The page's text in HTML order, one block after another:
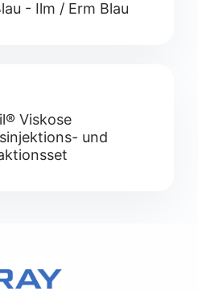
- Ilm / Erm Blau
Viskose
und